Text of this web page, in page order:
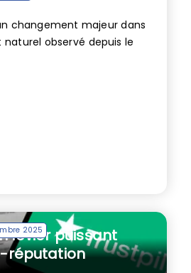
changement majeur dans
observé depuis le
2025
levier puissant
réputation